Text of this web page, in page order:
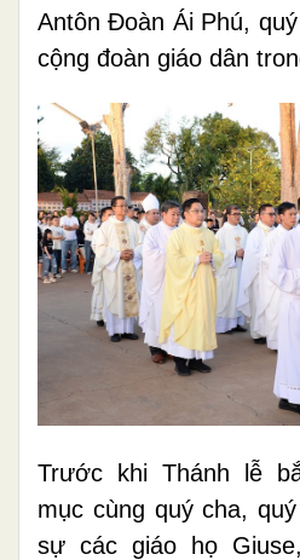
Antôn Đoàn Ái Phú,
cộng đoàn giáo dân
Trước khi Thánh lễ
mục cùng quý cha,
sự các giáo họ